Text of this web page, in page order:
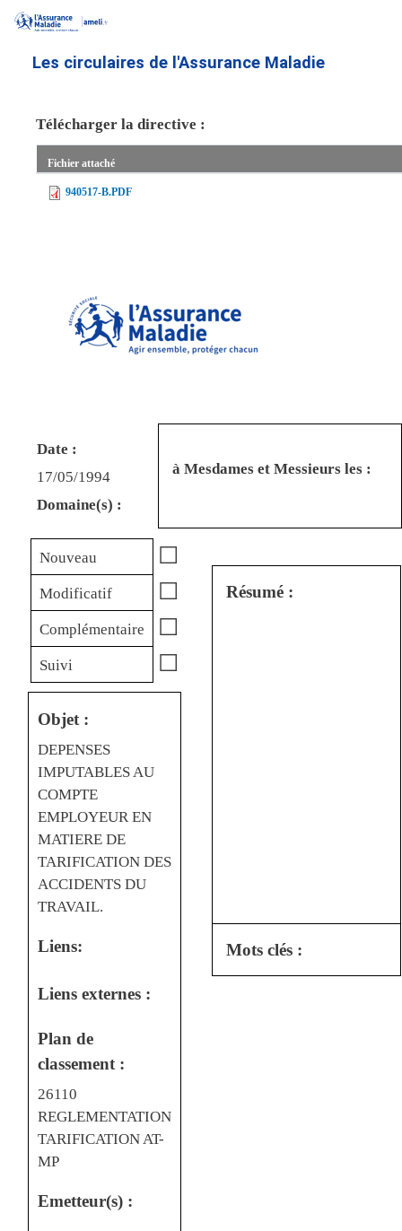
contenu
Les circulaires de l'Assurance Maladie
Télécharger la directive :
Fichier attaché
940517-B.PDF
Date :
17/05/1994
Domaine(s) :
à Mesdames et Messieurs les :
Nouveau ☐
Modificatif ☐
Complémentaire ☐
Suivi ☐
Objet :
DEPENSES
IMPUTABLES AU
COMPTE
EMPLOYEUR EN
MATIERE DE
TARIFICATION DES
ACCIDENTS DU
TRAVAIL.
Liens:
Liens externes :
Plan de
classement :
26110
REGLEMENTATION
TARIFICATION AT-
MP
Emetteur(s) :
Résumé :
Mots clés :